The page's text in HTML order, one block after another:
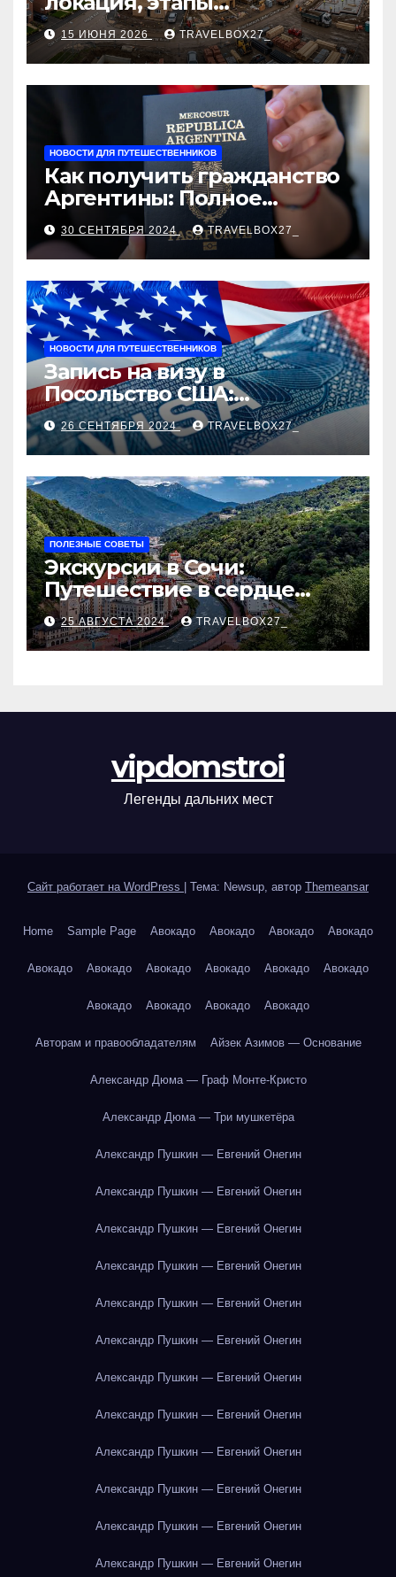
строительства, проверка
застройщика, сценарии
оформления сделки и
рыночные ориентиры
15 ИЮНЯ 2026 TRAVELBOX27_
НОВОСТИ ДЛЯ ПУТЕШЕСТВЕННИКОВ
Как получить гражданство
Аргентины: Полное
руководство
30 СЕНТЯБРЯ 2024 TRAVELBOX27_
НОВОСТИ ДЛЯ ПУТЕШЕСТВЕННИКОВ
Запись на визу в
Посольство США:
Пошаговое руководство
26 СЕНТЯБРЯ 2024 TRAVELBOX27_
ПОЛЕЗНЫЕ СОВЕТЫ
Экскурсии в Сочи:
Путешествие в сердце
Черноморского курорта
25 АВГУСТА 2024 TRAVELBOX27_
vipdomstroi
Легенды дальних мест
Сайт работает на WordPress Тема: Newsup, автор Themeansar
Home Sample Page Авокадо Авокадо Авокадо Авокадо
Авокадо Авокадо Авокадо Авокадо Авокадо Авокадо
Авокадо Авокадо Авокадо Авокадо
Авторам и правообладателям Айзек Азимов — Основание
Александр Дюма — Граф Монте-Кристо
Александр Дюма — Три мушкетёра
Александр Пушкин — Евгений Онегин
Александр Пушкин — Евгений Онегин
Александр Пушкин — Евгений Онегин
Александр Пушкин — Евгений Онегин
Александр Пушкин — Евгений Онегин
Александр Пушкин — Евгений Онегин
Александр Пушкин — Евгений Онегин
Александр Пушкин — Евгений Онегин
Александр Пушкин — Евгений Онегин
Александр Пушкин — Евгений Онегин
Александр Пушкин — Евгений Онегин
Александр Пушкин — Евгений Онегин